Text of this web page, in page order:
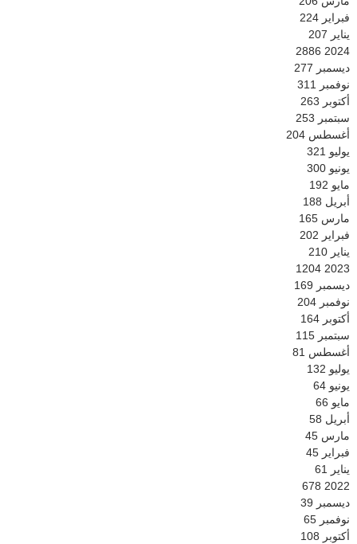
فبراير 224
يناير 207
2024
2886
ديسمبر 277
نوفمبر 311
أكتوبر 263
سبتمبر 253
أغسطس 204
يوليو 321
يونيو 300
مايو 192
أبريل 188
مارس 165
فبراير 202
يناير 210
2023
1204
ديسمبر 169
نوفمبر 204
أكتوبر 164
سبتمبر 115
أغسطس 81
يوليو 132
يونيو 64
مايو 66
أبريل 58
مارس 45
فبراير 45
يناير 61
2022
678
ديسمبر 39
نوفمبر 65
أكتوبر 108